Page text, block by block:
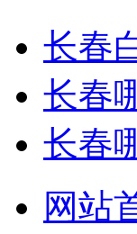
长春
长春
长春
网站